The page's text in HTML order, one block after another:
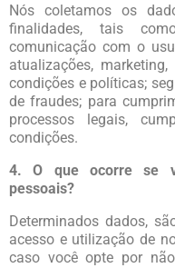
Nós coletamos os
finalidades, tais
comunicação com o
atualizações,
condições e políticas;
de fraudes; para
processos legais,
condições.
4. O que ocorre se
pessoais?
Determinados dados,
acesso e utilização de
caso você opte por